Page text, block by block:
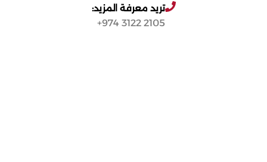
تريد معرفة المزيد:
2105 3122 974+